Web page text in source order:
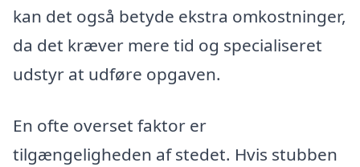
kan det også betyde ekstra omkostninger,
da det kræver mere tid og specialiseret
udstyr at udføre opgaven.
En ofte overset faktor er
tilgængeligheden af stedet. Hvis stubben